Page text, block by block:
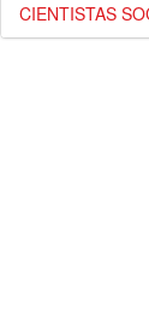
CIENTISTAS